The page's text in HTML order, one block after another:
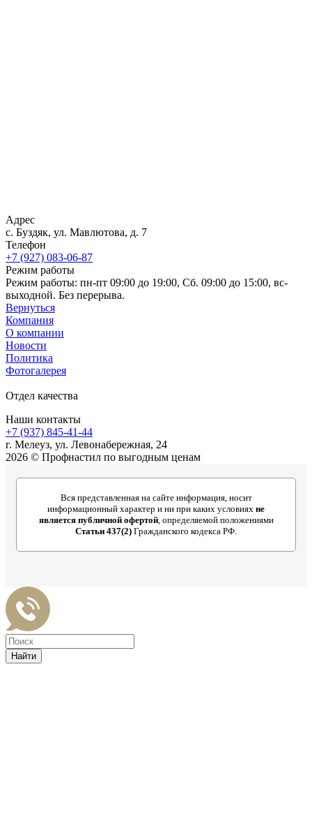
Адрес
с. Буздяк, ул. Мавлютова, д. 7
Телефон
+7 (927) 083-06-87
Режим работы
Режим работы: пн-пт 09:00 до 19:00, Сб. 09:00 до 15:00, вс-
выходной. Без перерыва.
Вернуться
Компания
О компании
Новости
Политика
Фотогалерея
Отдел качества
Наши контакты
+7 (937) 845-41-44
г. Мелеуз, ул. Левонабережная, 24
2026 © Профнастил по выгодным ценам
Вся представленная на сайте информация, носит
информационный характер и ни при каких условиях не
является публичной офертой, определяемой положениями
Статьи 437(2) Гражданского кодекса РФ.
Найти